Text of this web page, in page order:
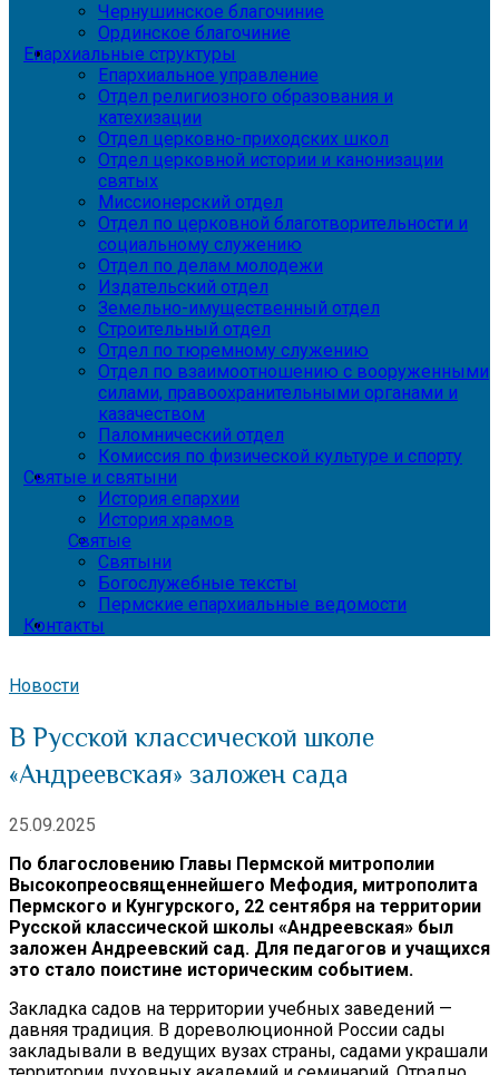
Чернушинское благочиние
Ординское благочиние
Епархиальные структуры
Епархиальное управление
Отдел религиозного образования и
катехизации
Отдел церковно-приходских школ
Отдел церковной истории и канонизации
святых
Миссионерский отдел
Отдел по церковной благотворительности и
социальному служению
Отдел по делам молодежи
Издательский отдел
Земельно-имущественный отдел
Строительный отдел
Отдел по тюремному служению
Отдел по взаимоотношению с вооруженными
силами, правоохранительными органами и
казачеством
Паломнический отдел
Комиссия по физической культуре и спорту
Святые и святыни
История епархии
История храмов
Святые
Святыни
Богослужебные тексты
Пермские епархиальные ведомости
Контакты
Новости
В Русской классической школе
«Андреевская» заложен сада
25.09.2025
По благословению Главы Пермской митрополии
Высокопреосвященнейшего Мефодия, митрополита
Пермского и Кунгурского, 22 сентября на территории
Русской классической школы «Андреевская» был
заложен Андреевский сад. Для педагогов и учащихся
это стало поистине историческим событием.
Закладка садов на территории учебных заведений —
давняя традиция. В дореволюционной России сады
закладывали в ведущих вузах страны, садами украшали